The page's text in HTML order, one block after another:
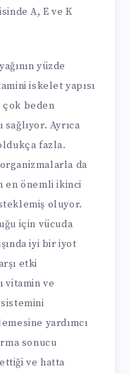
A, E ve K
yüzde
iskelet yapısı
çok beden
Ayrıca
fazla.
da
en önemli ikinci
oluyor.
için vücuda
iyi bir iyot
etki
vitamin ve
yardımcı
sonucu
ve hatta